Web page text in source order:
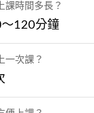
課時間多長？
120分鐘
一次課？